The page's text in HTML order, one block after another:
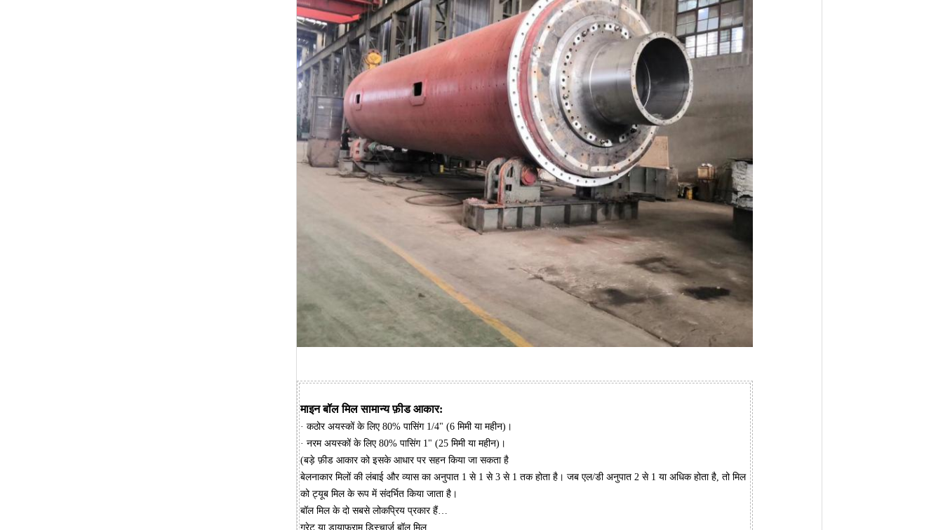
माइन बॉल मिल सामान्य फ़ीड आकार:
· कठोर अयस्कों के लिए 80% पासिंग 1/4" (6 मिमी या महीन)।
· नरम अयस्कों के लिए 80% पासिंग 1" (25 मिमी या महीन)।
(बड़े फ़ीड आकार को इसके आधार पर सहन किया जा सकता है
बेलनाकार मिलों की लंबाई और व्यास का अनुपात 1 से 1 से 3 से 1 तक होता है। जब एल/डी अनुपात 2 से 1 या अधिक होता है, तो मिल
को ट्यूब मिल के रूप में संदर्भित किया जाता है।
बॉल मिल के दो सबसे लोकप्रिय प्रकार हैं…
ग्रेट या डायाफ्राम डिस्चार्ज बॉल मिल